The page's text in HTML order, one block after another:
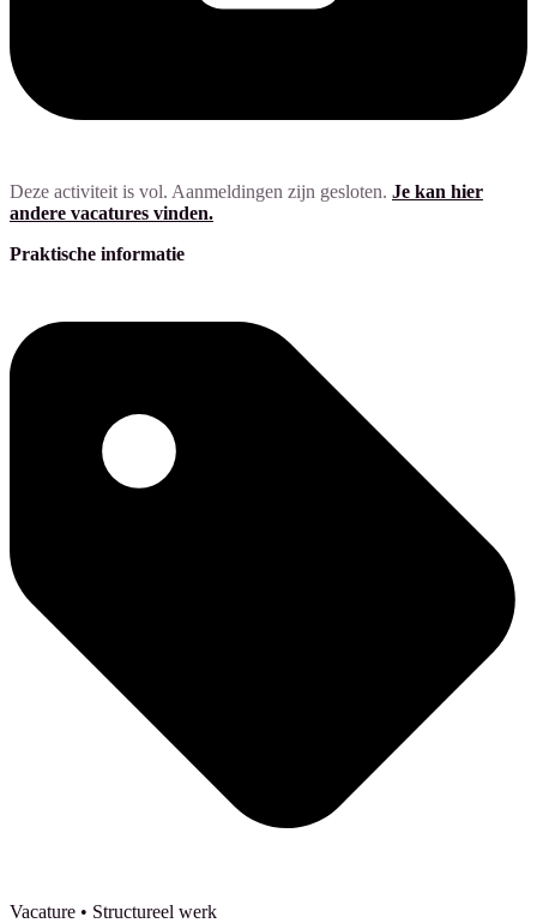
Deze activiteit is vol. Aanmeldingen zijn gesloten. Je kan hier
andere vacatures vinden.
Praktische informatie
Vacature • Structureel werk